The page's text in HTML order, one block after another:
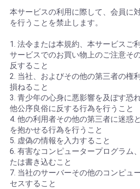
本サービスの利用に際して、会員に
を行うことを禁止します。
1. 法令または本規約、本サービスご
サービスでのお買い物上のご注意そ
反すること
2. 当社、およびその他の第三者の権
損ねること
3. 青少年の心身に悪影響を及ぼす恐
他公序良俗に反する行為を行うこと
4. 他の利用者その他の第三者に迷惑
を抱かせる行為を行うこと
5. 虚偽の情報を入力すること
6. 有害なコンピュータープログラム
たは書き込むこと
7. 当社のサーバーその他のコンピュ
セスすること